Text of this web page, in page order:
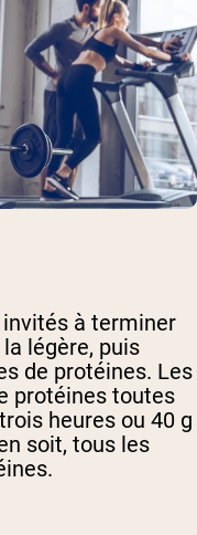
à terminer
légère, puis
de protéines. Les
protéines toutes
heures ou 40 g
soit, tous les